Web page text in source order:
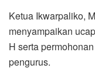
Ketua Ikwarpaliko,
menyampaikan
H serta
pengurus.